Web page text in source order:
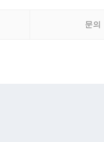
문의